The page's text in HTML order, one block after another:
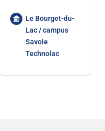
Le Bourget-du-
Lac / campus
Savoie
Technolac